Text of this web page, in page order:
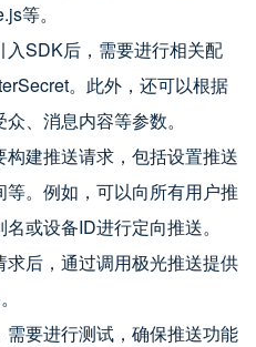
等。
SDK后，需要进行相关配
。此外，还可以根据
、消息内容等参数。
建推送请求，包括设置推送
。例如，可以向所有用户推
或设备ID进行定向推送。
后，通过调用极光推送提供
要进行测试，确保推送功能